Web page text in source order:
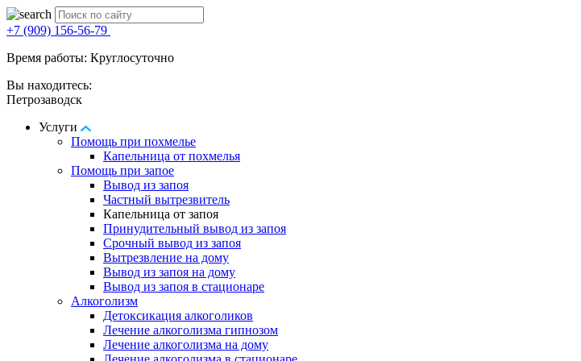
+7 (909) 156-56-79
Время работы: Круглосуточно
Вы находитесь:
Петрозаводск
Услуги
Помощь при похмелье
Капельница от похмелья
Помощь при запое
Вывод из запоя
Частный вытрезвитель
Капельница от запоя
Принудительный вывод из запоя
Срочный вывод из запоя
Вытрезвление на дому
Вывод из запоя на дому
Вывод из запоя в стационаре
Алкоголизм
Детоксикация алкоголиков
Лечение алкоголизма гипнозом
Лечение алкоголизма на дому